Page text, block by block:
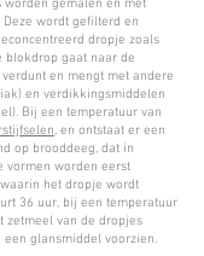
gemalen en met
wordt gefilterd en
dropje zoals
blokdrop gaat naar de
en mengt met andere
en verdikkingsmiddelen
Bij een temperatuur van
, en ontstaat er een
op brooddeeg, dat in
vormen worden eerst
het dropje wordt
36 uur, bij een temperatuur
zetmeel van de dropjes
glansmiddel voorzien.